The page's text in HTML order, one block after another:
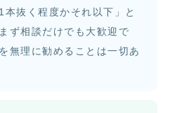
抜く程度かそれ以下」と
ず相談だけでも大歓迎で
無理に勧めることは一切あ